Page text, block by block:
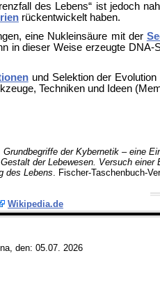
des Lebens“ ist jedoch
rückentwickelt haben.
eine Nukleinsäure mit der
in dieser Weise erzeugte
und Selektion der
Techniken und Ideen (
Grundbegriffe der Kybernetik – eine
der Lebewesen. Versuch
des Lebens. Fischer-Taschenbuch-
Wikipedia.de
den: 05.07. 2026